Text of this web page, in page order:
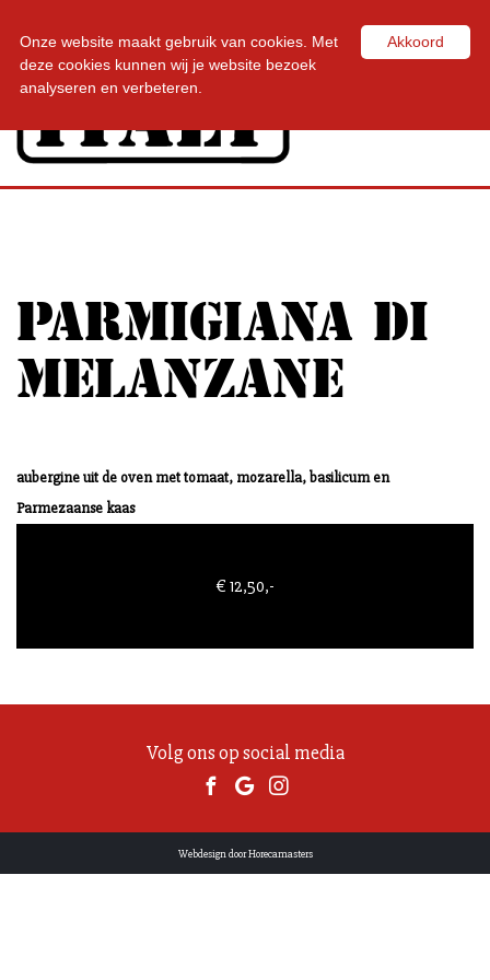
PARMIGIANA DI
MELANZANE
aubergine uit de oven met tomaat, mozarella, basilicum en
Parmezaanse kaas
€ 12,50,-
Volg ons op social media
Webdesign door Horecamasters
Akkoord
Onze website maakt gebruik van cookies. Met
deze cookies kunnen wij je website bezoek
analyseren en verbeteren.